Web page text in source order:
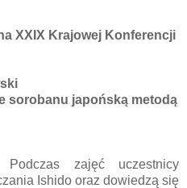
XXIX Krajowej Konferencji
sorobanu japońską metodą
Podczas zajęć uczestnicy
Ishido oraz dowiedzą się